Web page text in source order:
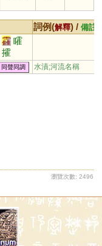
詞例(解釋) / 備註
靃 矐
攉
同聲同調 水漬;河流名稱
瀏覽次數: 2496